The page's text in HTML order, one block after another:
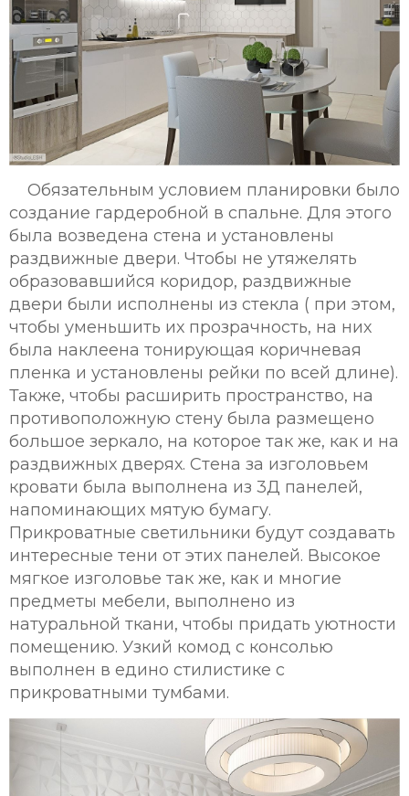
Обязательным условием планировки было
создание гардеробной в спальне. Для этого
была возведена стена и установлены
раздвижные двери. Чтобы не утяжелять
образовавшийся коридор, раздвижные
двери были исполнены из стекла ( при этом,
чтобы уменьшить их прозрачность, на них
была наклеена тонирующая коричневая
пленка и установлены рейки по всей длине).
Также, чтобы расширить пространство, на
противоположную стену была размещено
большое зеркало, на которое так же, как и на
раздвижных дверях. Стена за изголовьем
кровати была выполнена из 3Д панелей,
напоминающих мятую бумагу.
Прикроватные светильники будут создавать
интересные тени от этих панелей. Высокое
мягкое изголовье так же, как и многие
предметы мебели, выполнено из
натуральной ткани, чтобы придать уютности
помещению. Узкий комод с консолью
выполнен в едино стилистике с
прикроватными тумбами.